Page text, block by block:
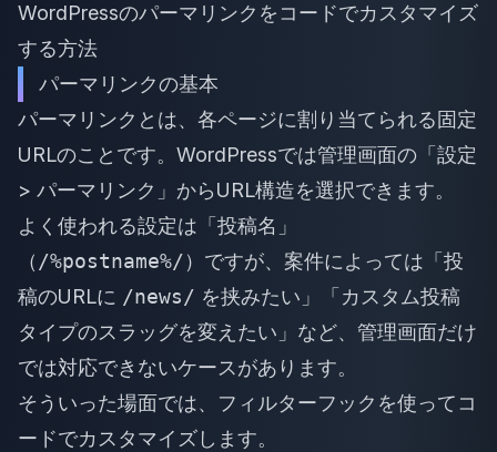
WordPressのパーマリンクをコードでカスタマイズ
する方法
パーマリンクの基本
パーマリンクとは、各ページに割り当てられる固定
URLのことです。WordPressでは管理画面の「設定
> パーマリンク」からURL構造を選択できます。
よく使われる設定は「投稿名」
（ /%postname%/）ですが、案件によっては「投
稿のURLに /news/ を挟みたい」「カスタム投稿
タイプのスラッグを変えたい」など、管理画面だけ
では対応できないケースがあります。
そういった場面では、フィルターフックを使ってコ
ードでカスタマイズします。